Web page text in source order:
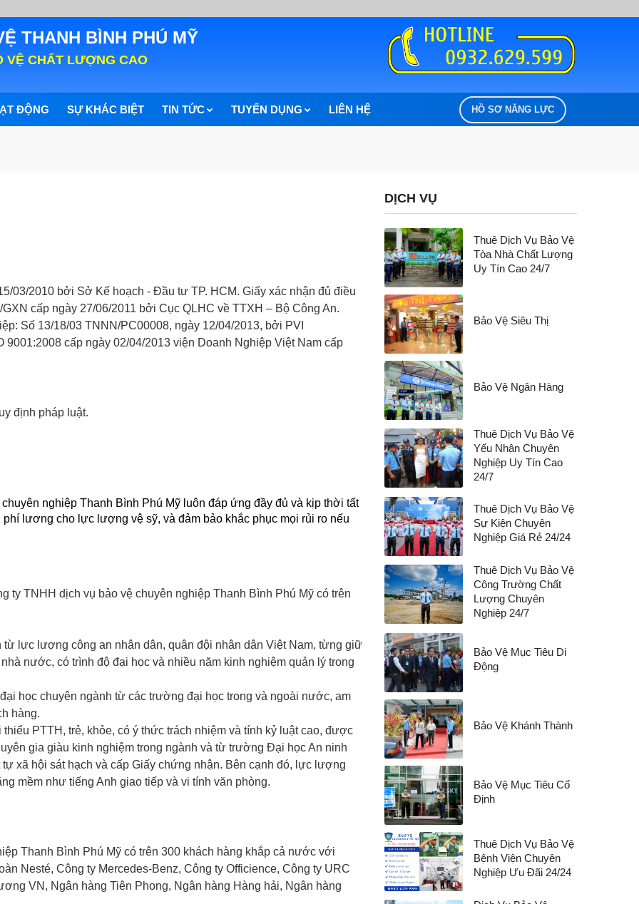
THANH BÌNH PHÚ MỸ
VỆ CHẤT LƯỢNG CAO
HỒ SƠ NĂNG LỰC
ĐỘNG SỰ KHÁC BIỆT TIN TỨC TUYỂN DỤNG LIÊN HỆ
03/2010 bởi Sở Kế hoạch - Đầu tư TP. HCM. Giấy xác nhận đủ điều
cấp ngày 27/06/2011 bởi Cục QLHC về TTXH – Bộ Công An.
Số 13/18/03 TNNN/PC00008, ngày 12/04/2013, bởi PVI
cấp ngày 02/04/2013 viện Doanh Nghiệp Việt Nam cấp
định pháp luật.
nghiệp Thanh Bình Phú Mỹ luôn đáp ứng đầy đủ và kịp thời tất
lương cho lực lượng vệ sỹ, và đảm bảo khắc phục mọi rủi ro nếu
ty TNHH dịch vụ bảo vệ chuyên nghiệp Thanh Bình Phú Mỹ có trên
lực lượng công an nhân dân, quân đội nhân dân Việt Nam, từng giữ
nước, có trình độ đại học và nhiều năm kinh nghiệm quản lý trong
học chuyên ngành từ các trường đại học trong và ngoài nước, am
hàng.
PTTH, trẻ, khỏe, có ý thức trách nhiệm và tính kỷ luật cao, được
gia giàu kinh nghiệm trong ngành và từ trường Đại học An ninh
xã hội sát hạch và cấp Giấy chứng nhận. Bên cạnh đó, lực lượng
mềm như tiếng Anh giao tiếp và vi tính văn phòng.
Thanh Bình Phú Mỹ có trên 300 khách hàng khắp cả nước với
Nesté, Công ty Mercedes-Benz, Công ty Officience, Công ty URC
VN, Ngân hàng Tiên Phong, Ngân hàng Hàng hải, Ngân hàng
DỊCH VỤ
Thuê Dịch Vụ Bảo Vệ
Tòa Nhà Chất Lượng
Uy Tín Cao 24/7
Bảo Vệ Siêu Thị
Bảo Vệ Ngân Hàng
Thuê Dịch Vụ Bảo Vệ
Yếu Nhân Chuyên
Nghiệp Uy Tín Cao
24/7
Thuê Dịch Vụ Bảo Vệ
Sự Kiện Chuyên
Nghiệp Giá Rẻ 24/24
Thuê Dịch Vụ Bảo Vệ
Công Trường Chất
Lượng Chuyên
Nghiệp 24/7
Bảo Vệ Mục Tiêu Di
Động
Bảo Vệ Khánh Thành
Bảo Vệ Mục Tiêu Cố
Định
Thuê Dịch Vụ Bảo Vệ
Bệnh Viện Chuyên
Nghiệp Ưu Đãi 24/24